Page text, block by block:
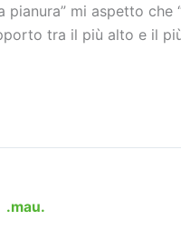
pianura” mi aspetto
tra il più alto e il
.mau.